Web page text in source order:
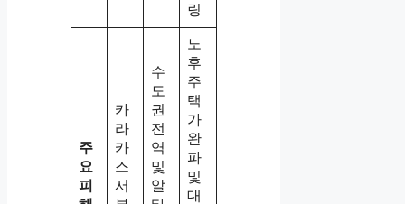
링
주
요
피
카
라
카
스
서
수
도
권
전
역
및
알
노
후
주
택
가
완
파
및
대